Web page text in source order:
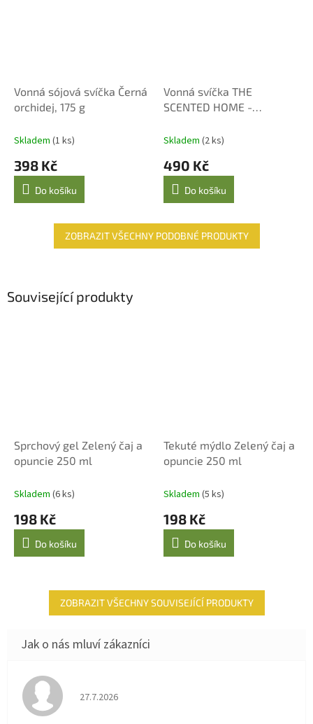
Vonná sójová svíčka Černá
orchidej, 175 g
Skladem (1 ks)
398 Kč
Do košíku
Vonná svíčka THE
SCENTED HOME -
Skladem (2 ks)
490 Kč
Do košíku
ZOBRAZIT VŠECHNY PODOBNÉ PRODUKTY
Související produkty
Sprchový gel Zelený čaj a
opuncie 250 ml
Skladem (6 ks)
198 Kč
Do košíku
Tekuté mýdlo Zelený čaj a
opuncie 250 ml
Skladem (5 ks)
198 Kč
Do košíku
ZOBRAZIT VŠECHNY SOUVISEJÍCÍ PRODUKTY
Hodnocení obchodu je 4 z 5 hvězdiček.
27.7.2026